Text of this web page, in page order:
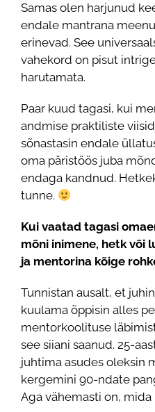
Samas olen harjunud
endale mantrana
erinevad. See
vahekord on pisut
harutamata.
Paar kuud tagasi, kui
andmise praktiliste
sõnastasin endale
oma päristöös juba
endaga kandnud.
tunne.
Kui vaatad tagasi
mõni inimene, hetk või
ja mentorina kõige
Tunnistan ausalt, et
kuulama õppisin alles
mentorkoolituse
see siiani saanud. 25-
juhtima asudes oleksin
kergemini 90-ndate
Aga vähemasti on,